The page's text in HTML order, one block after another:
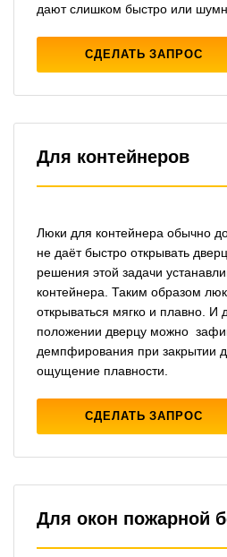
дают слишком быстро или
СДЕЛАТЬ ЗАПРОС
Для контейнеров
Люки для контейнера обычно
не даёт быстро открывать
решения этой задачи
контейнера. Таким образом
открываться мягко и плавно. И
положении дверцу можно
демпфирования при закрытии
ощущение плавности.
СДЕЛАТЬ ЗАПРОС
Для окон пожарной